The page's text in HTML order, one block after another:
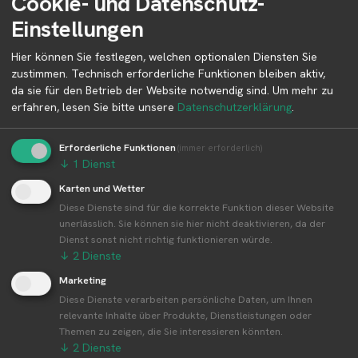
Informationen zum Betreiber und
Kontaktmöglichkeiten.
👤︎ Profilseite
Weitere Standorte von Erdbeer Schilling
Erdbeerplantagen - Rolf und Ruth
Weinzierle GbR
Erdbeer Schilling Erdbeerplantagen - Rolf und
Ruth Weinzierle GbR betreibt 28 Standorte
Alle Standorte von Erdbeer Schilling
Erdbeerplantagen - Rolf und Ruth Weinzierle
GbR↗
Kompakte Übersicht aller Standorte inkl.
Einstellungen
Hier können Sie festlegen, welchen optionalen Diensten Sie
zustimmen. Technisch erforderliche Funktionen bleiben aktiv,
da sie für den Betrieb der Website notwendig sind. Um mehr zu
erfahren, lesen Sie bitte unsere Datenschutzerklärung.
Erforderliche Funktionen(immer erforderlich)
↓ 1 Dienst
Karten und Wetter
Diese Dienste sind für die korrekte Funktion dieser Website
unerlässlich. Sie können sie hier nicht deaktivieren, da der
Dienst sonst nicht richtig funktionieren würde.
↓ 2 Dienste
Marketing
Diese Dienste verarbeiten persönliche Daten, um Ihnen
relevante Inhalte über Produkte, Dienstleistungen oder
Themen zu zeigen, die Sie interessieren könnten.
↓ 2 Dienste